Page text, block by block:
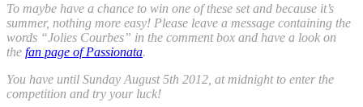
To maybe have a chance to win one of these set and because it’s
summer, nothing more easy! Please leave a message containing the
words “Jolies Courbes” in the comment box and have a look on
the fan page of Passionata.
You have until Sunday August 5th 2012, at midnight to enter the
competition and try your luck!